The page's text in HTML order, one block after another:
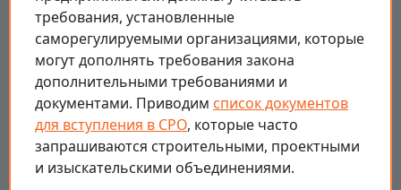
требования, установленные
саморегулируемыми организациями, которые
могут дополнять требования закона
дополнительными требованиями и
документами. Приводим список документов
для вступления в СРО, которые часто
запрашиваются строительными, проектными
и изыскательскими объединениями.